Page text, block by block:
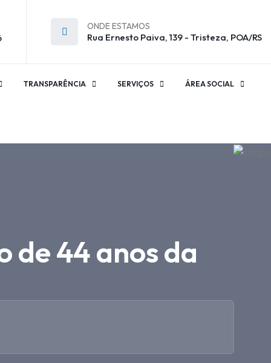
ONDE ESTAMOS
Rua Ernesto Paiva, 139 - Tristeza, POA/RS
TRANSPARÊNCIA SERVIÇOS ÁREA SOCIAL
de 44 anos da